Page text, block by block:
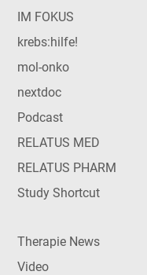
IM FOKUS
krebs:hilfe!
mol-onko
nextdoc
Podcast
RELATUS MED
RELATUS PHARM
Study Shortcut
Therapie News
Video